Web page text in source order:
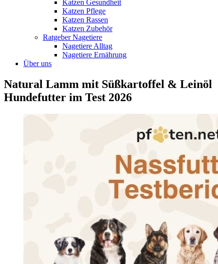
Katzen Gesundheit
Katzen Pflege
Katzen Rassen
Katzen Zubehör
Ratgeber Nagetiere
Nagetiere Alltag
Nagetiere Ernährung
Über uns
Natural Lamm mit Süßkartoffel & Leinöl
Hundefutter im Test 2026